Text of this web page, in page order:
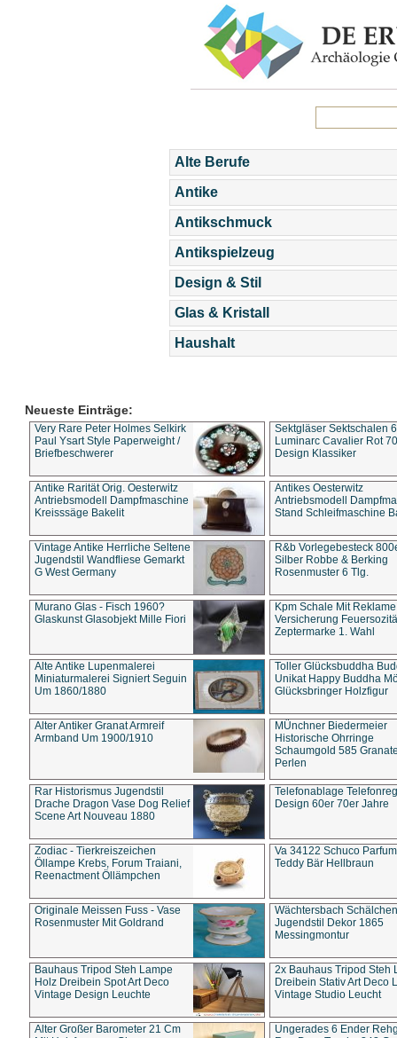
Alte Berufe
Antike
Antikschmuck
Antikspielzeug
Design & Stil
Glas & Kristall
Haushalt
Neueste Einträge:
Very Rare Peter Holmes Selkirk
Paul Ysart Style Paperweight /
Briefbeschwerer
Sektgläser Sektschalen
Luminarc Cavalier Rot
Design Klassiker
Antike Rarität Orig. Oesterwitz
Antriebsmodell Dampfmaschine
Kreisssäge Bakelit
Antikes Oesterwitz
Antriebsmodell
Stand Schleifmaschine
Vintage Antike Herrliche Seltene
Jugendstil Wandfliese Gemarkt
G West Germany
R&b Vorlegebesteck
Silber Robbe & Berking
Rosenmuster 6 Tlg.
Murano Glas - Fisch 1960?
Glaskunst Glasobjekt Mille Fiori
Kpm Schale Mit Reklame
Versicherung
Zeptermarke 1. Wahl
Alte Antike Lupenmalerei
Miniaturmalerei Signiert Seguin
Um 1860/1880
Toller Glücksbuddha
Unikat Happy Buddha
Glücksbringer Holzfigur
Alter Antiker Granat Armreif
Armband Um 1900/1910
MÜnchner Biedermeier
Historische Ohrringe
Schaumgold 585
Perlen
Rar Historismus Jugendstil
Drache Dragon Vase Dog Relief
Scene Art Nouveau 1880
Telefonablage
Design 60er 70er Jahre
Zodiac - Tierkreiszeichen
Öllampe Krebs, Forum Traiani,
Reenactment Öllämpchen
Va 34122 Schuco
Teddy Bär Hellbraun
Originale Meissen Fuss - Vase
Rosenmuster Mit Goldrand
Wächtersbach Schälchen
Jugendstil Dekor 1865
Messingmontur
Bauhaus Tripod Steh Lampe
Holz Dreibein Spot Art Deco
Vintage Design Leuchte
2x Bauhaus Tripod Steh
Dreibein Stativ Art Deco
Vintage Studio Leucht
Alter Großer Barometer 21 Cm
Ungerades 6 Ender